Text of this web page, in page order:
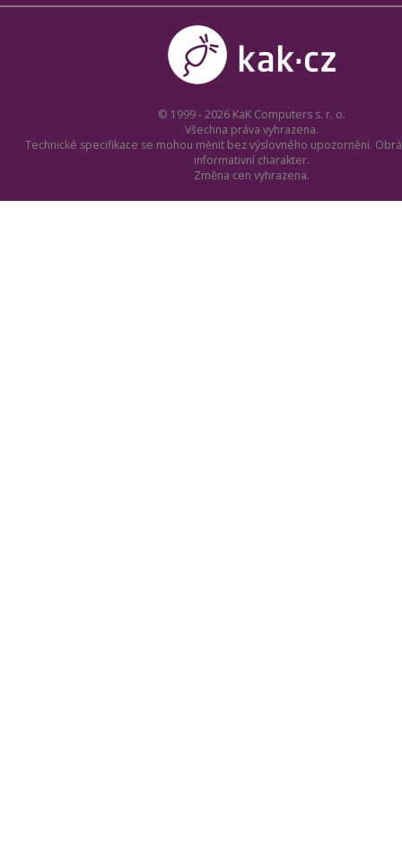
© 1999 - 2026 KaK Computers s. r. o.
Všechna práva vyhrazena.
Technické specifikace se mohou měnit bez výslovného upozornění.
informativní charakter.
Změna cen vyhrazena.